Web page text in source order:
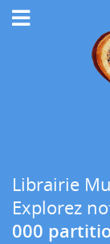
Librairie
Explorez
000